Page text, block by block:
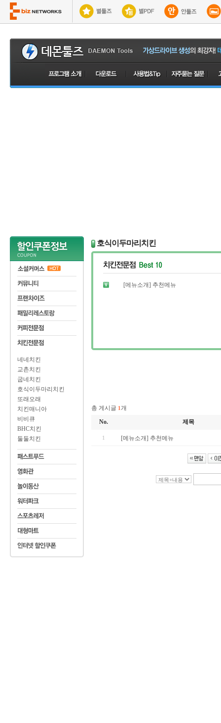
네네치킨
교촌치킨
굽네치킨
호식이두마리치킨
또래오래
치킨매니아
비비큐
BHC치킨
둘둘치킨
호식이두마리치킨
[메뉴소개] 추천메뉴
총 게시글 1개
No.
제목
1 [메뉴소개] 추천메뉴